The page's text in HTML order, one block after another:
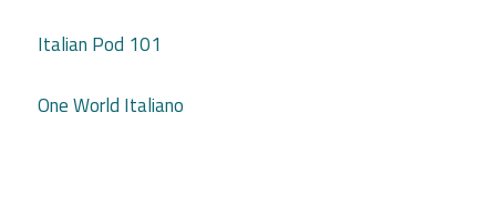
Italian Pod 101
One World Italiano